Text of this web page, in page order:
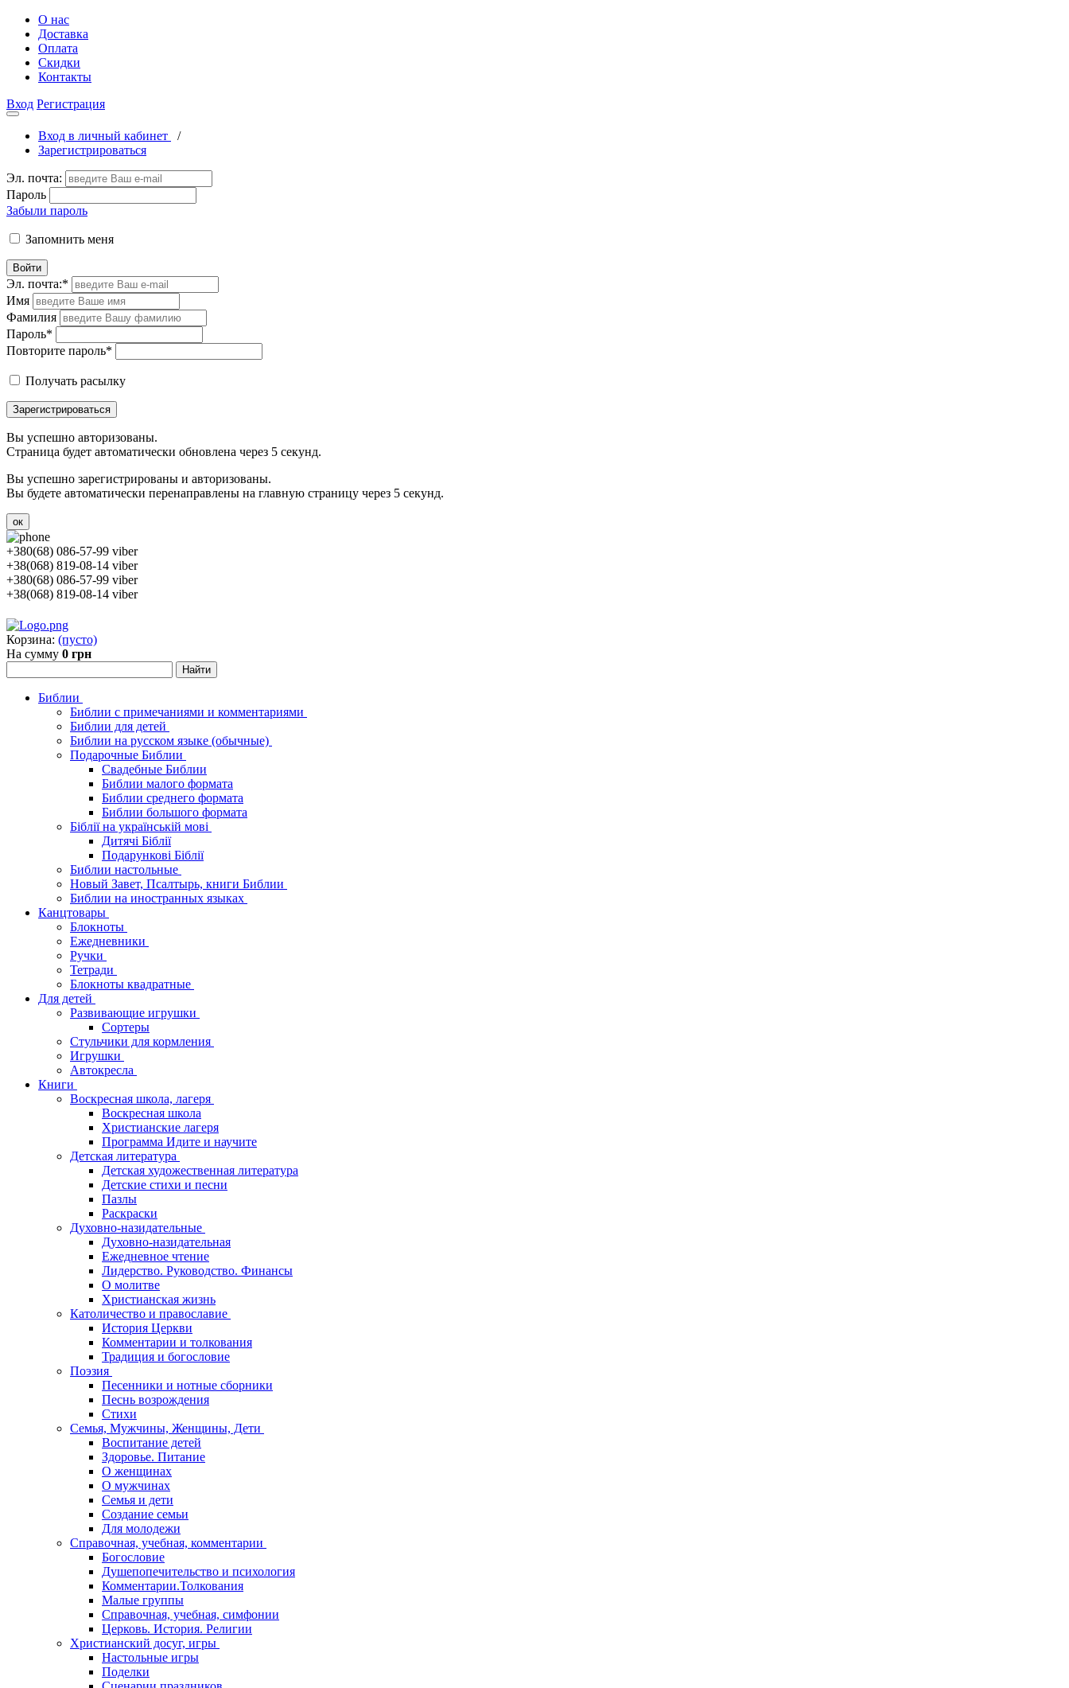
О нас
Доставка
Оплата
Скидки
Контакты
Вход Регистрация
Вход в личный кабинет
/
Зарегистрироваться
Эл. почта:
Пароль
Забыли пароль
Запомнить меня
Войти
Эл. почта:*
Имя
Фамилия
Пароль*
Повторите пароль*
Получать расылку
Зарегистрироваться
Вы успешно авторизованы.
Страница будет автоматически обновлена через 5 секунд.
Вы успешно зарегистрированы и авторизованы.
Вы будете автоматически перенаправлены на главную страницу через 5 секунд.
ок
+380(68) 086-57-99 viber
+38(068) 819-08-14 viber
+380(68) 086-57-99 viber
+38(068) 819-08-14 viber
Корзина: (пусто)
На сумму 0 грн
Библии
Библии с примечаниями и комментариями
Библии для детей
Библии на русском языке (обычные)
Подарочные Библии
Свадебные Библии
Библии малого формата
Библии среднего формата
Библии большого формата
Біблії на українській мові
Дитячі Біблії
Подарункові Біблії
Библии настольные
Новый Завет, Псалтырь, книги Библии
Библии на иностранных языках
Канцтовары
Блокноты
Ежедневники
Ручки
Тетради
Блокноты квадратные
Для детей
Развивающие игрушки
Сортеры
Стульчики для кормления
Игрушки
Автокресла
Книги
Воскресная школа, лагеря
Воскресная школа
Христианские лагеря
Программа Идите и научите
Детская литература
Детская художественная литература
Детские стихи и песни
Пазлы
Раскраски
Духовно-назидательные
Духовно-назидательная
Ежедневное чтение
Лидерство. Руководство. Финансы
О молитве
Христианская жизнь
Католичество и православие
История Церкви
Комментарии и толкования
Традиция и богословие
Поэзия
Песенники и нотные сборники
Песнь возрождения
Стихи
Семья, Мужчины, Женщины, Дети
Воспитание детей
Здоровье. Питание
О женщинах
О мужчинах
Семья и дети
Создание семьи
Для молодежи
Справочная, учебная, комментарии
Богословие
Душепопечительство и психология
Комментарии.Толкования
Малые группы
Справочная, учебная, симфонии
Церковь. История. Религии
Христианский досуг, игры
Настольные игры
Поделки